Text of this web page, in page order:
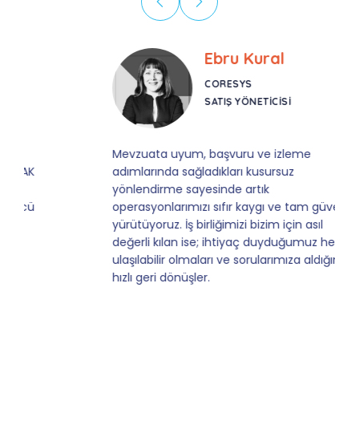
Ebru Kural
CORESYS
SATIŞ YÖNETICISI
Mevzuata uyum, başvuru ve izleme
adımlarında sağladıkları kusursuz
yönlendirme sayesinde artık
operasyonlarımızı sıfır kaygı ve tam güvenle
yürütüyoruz. İş birliğimizi bizim için asıl
değerli kılan ise; ihtiyaç duyduğumuz her an
ulaşılabilir olmaları ve sorularımıza aldığımız
hızlı geri dönüşler.